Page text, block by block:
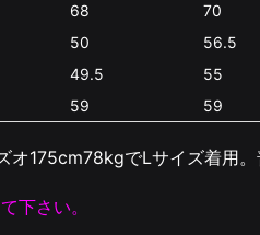
68 70
50 56.5
49.5 55
59 59
オ175cm78kgでLサイズ着用。
下さい。